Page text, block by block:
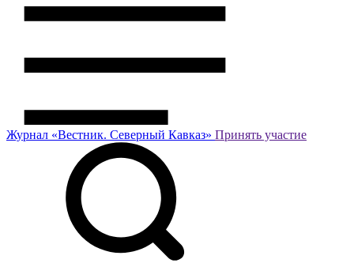
Журнал «Вестник. Северный Кавказ» Принять участие